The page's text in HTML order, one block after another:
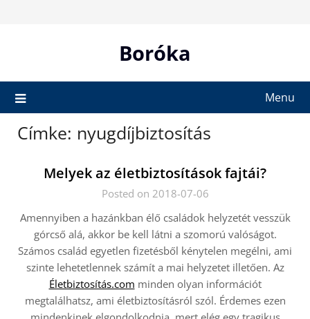
Boróka
Menu
Címke: nyugdíjbiztosítás
Melyek az életbiztosítások fajtái?
Posted on 2018-07-06
Amennyiben a hazánkban élő családok helyzetét vesszük
górcső alá, akkor be kell látni a szomorú valóságot.
Számos család egyetlen fizetésből kénytelen megélni, ami
szinte lehetetlennek számít a mai helyzetet illetően. Az
Életbiztosítás.com minden olyan információt
megtalálhatsz, ami életbiztosításról szól. Érdemes ezen